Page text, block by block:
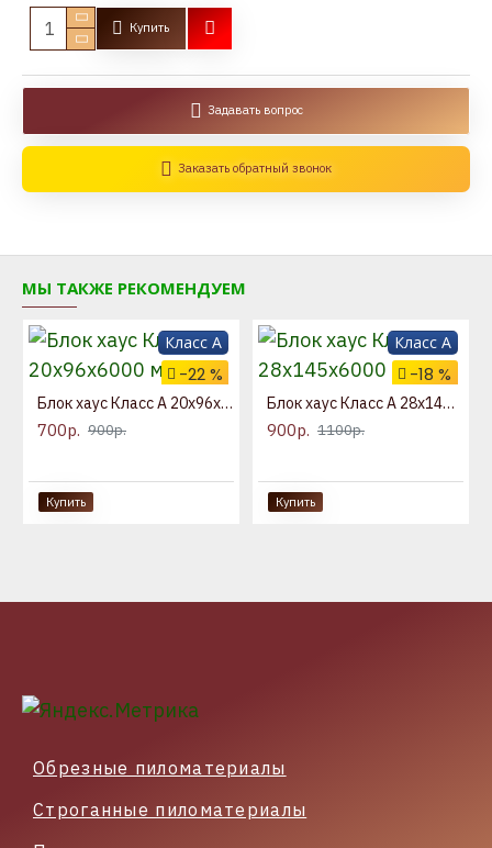
Купить
Задавать вопрос
Заказать обратный звонок
МЫ ТАКЖЕ РЕКОМЕНДУЕМ
Класс A
-22 %
Блок хаус Класс А 20x96x6000 мм
700р. 900р.
Купить
Класс A
-18 %
Блок хаус Класс А 28x145x6000 мм
900р. 1100р.
Купить
Обрезные пиломатериалы
Строганные пиломатериалы